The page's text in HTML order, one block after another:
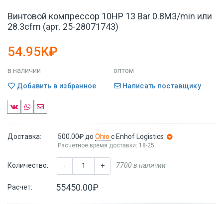
Винтовой компрессор 10HP 13 Bar 0.8M3/min или
28.3cfm (арт. 25-28071743)
54.95K₽
в наличии
оптом
Добавить в избранное
Написать поставщику
Доставка: 500.00₽ до Ohio с Enhof Logistics
Расчетное время доставки: 18-25
Количество: - + 7700 в наличии
Расчет: 55450.00₽